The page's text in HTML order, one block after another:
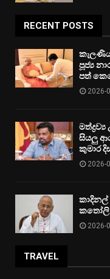
RECENT POSTS
පූජ්‍ය
පත්
2026-
සියලු
කුමාර
2026-
කාදිනල්
2026-
TRAVEL